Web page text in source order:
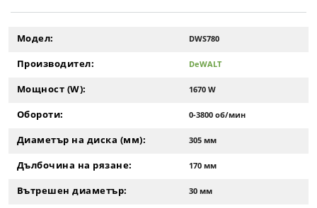
Модел: DWS780
Производител: DeWALT
Мощност (W): 1670 W
Обороти: 0-3800 об/мин
Диаметър на диска (мм): 305 мм
Дълбочина на рязане: 170 мм
Вътрешен диаметър: 30 мм